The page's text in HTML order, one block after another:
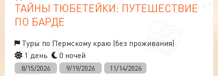
ТАЙНЫ ТЮБЕТЕЙКИ: ПУТЕШЕСТВИЕ
ПО БАРДЕ
Туры по Пермскому краю (без проживания)
1 день
0 ночей
8/15/2026 9/19/2026 11/14/2026